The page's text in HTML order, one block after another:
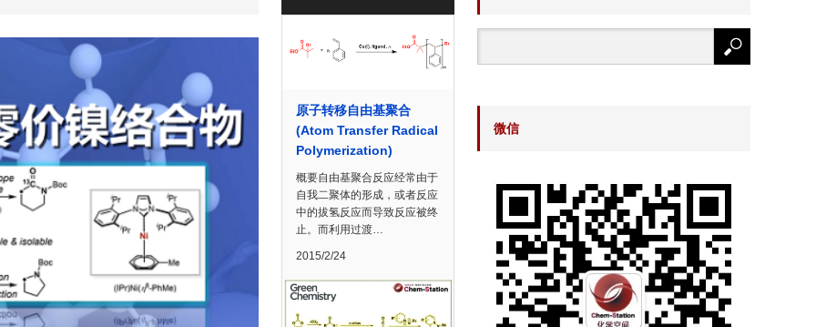
原子转移自由基聚合
(Atom Transfer Radical
Polymerization)
概要自由基聚合反应经常由于
自我二聚体的形成，或者反应
中的拔氢反应而导致反应被终
止。而利用过渡…
2015/2/24
微信